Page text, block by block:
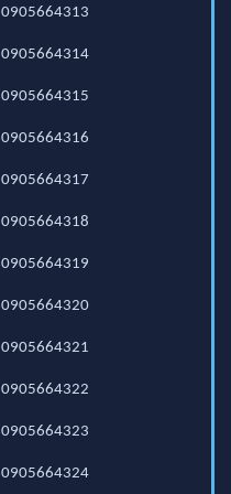
0905664313
0905664314
0905664315
0905664316
0905664317
0905664318
0905664319
0905664320
0905664321
0905664322
0905664323
0905664324